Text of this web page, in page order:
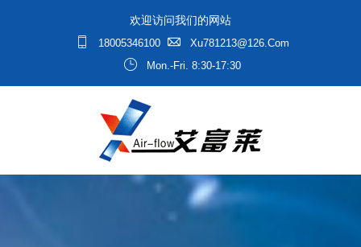
欢迎访问我们的网站
18005346100
Xu781213@126.com
Mon.-Fri. 8:30-17:30